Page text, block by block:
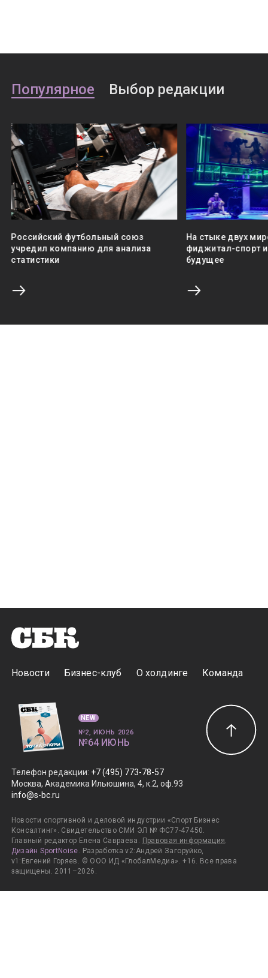
Популярное Выбор редакции
Российский футбольный союз
учредил компанию для анализа
статистики
На стыке двух
фиджитал-спорт
будущее
Новости Бизнес-клуб О холдинге Команда
Телефон редакции: +7 (495) 773-78-57
Москва, Академика Ильюшина, 4, к.2, оф.93
info@s-bc.ru
Новости спортивной и деловой индустрии «Спорт Бизнес
Консалтинг». Свидетельство СМИ ЭЛ № ФС77-47450.
Главный редактор Елена Савраева. Правовая информация.
Дизайн SportNoise. Разработка v2:Андрей Загоруйко,
v1:Евгений Горяев. © ООО ИД «ГлобалМедиа». +16. Все права
защищены. 2011–2026.
NEW
№2, ИЮНЬ 2026
№64 ИЮНЬ